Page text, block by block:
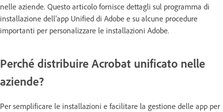
nelle aziende. Questo articolo fornisce dettagli sul programma di
installazione dell’app Unified di Adobe e su alcune procedure
importanti per personalizzare le installazioni Adobe.
Perché distribuire Acrobat unificato nelle
aziende?
Per semplificare le installazioni e facilitare la gestione delle app per